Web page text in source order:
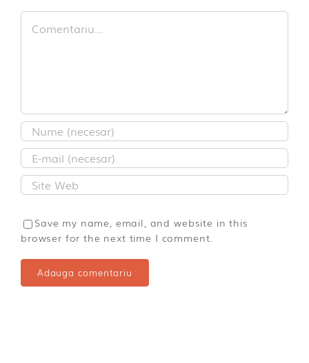
Comment
Save my name, email, and website in this
browser for the next time I comment.